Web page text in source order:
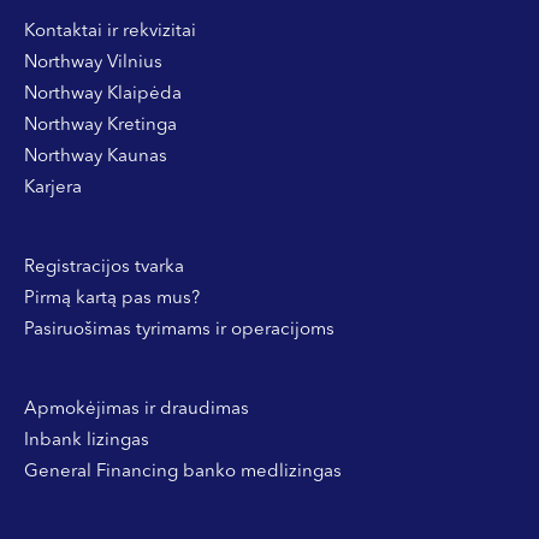
Vakuumo sukeltos mėlynės praeina žymiai greičiau nei
sumušimo ir yra visai nekenksmingos.
Kontaktai ir rekvizitai
Northway Vilnius
Northway Klaipėda
Northway Kretinga
Northway Kaunas
Karjera
Registracijos tvarka
Pirmą kartą pas mus?
Pasiruošimas tyrimams ir operacijoms
Apmokėjimas ir draudimas
Inbank lizingas
General Financing banko medlizingas